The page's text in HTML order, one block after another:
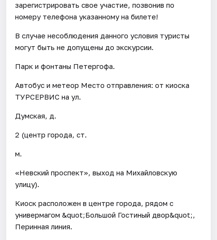
зарегистрировать свое участие, позвонив по
номеру телефона указанному на билете!
В случае несоблюдения данного условия туристы
могут быть не допущены до экскурсии.
Парк и фонтаны Петергофа.
Автобус и метеор Место отправления: от киоска
ТУРСЕРВИС на ул.
Думская, д.
2 (центр города, ст.
м.
«Невский проспект», выход на Михайловскую
улицу).
Киоск расположен в центре города, рядом с
универмагом &quot;Большой Гостиный двор&quot;,
Перинная линия.